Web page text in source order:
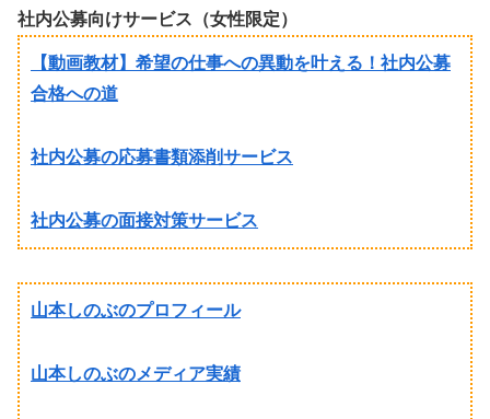
社内公募向けサービス（女性限定）
【動画教材】希望の仕事への異動を叶える！社内公募
合格への道
社内公募の応募書類添削サービス
社内公募の面接対策サービス
山本しのぶのプロフィール
山本しのぶのメディア実績